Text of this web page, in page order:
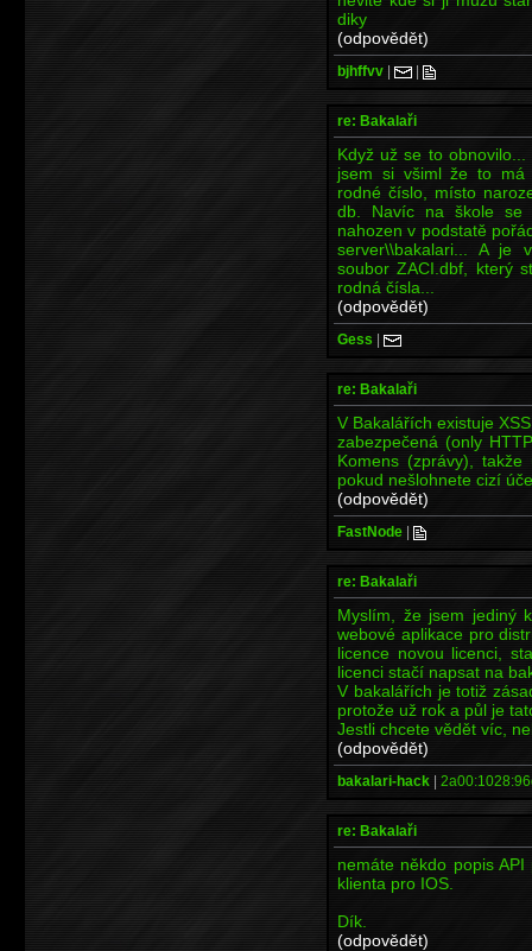
diky
(odpovědět)
bjhffvv | |
re: Bakalaři
Když už se to
jsem si všiml že to má
rodné číslo, místo
db. Navíc na škole se
nahozen v podstatě
server\\bakalari... A je
soubor ZACI.dbf, který
rodná čísla...
(odpovědět)
Gess |
re: Bakalaři
V Bakalářích existuje
zabezpečená (only
Komens (zprávy),
pokud nešlohnete cizí
(odpovědět)
FastNode |
re: Bakalaři
Myslím, že jsem jediný
webové aplikace pro
licence novou licenci,
licenci stačí napsat na
V bakalářích je totiž
protože už rok a půl je
Jestli chcete vědět víc,
(odpovědět)
bakalari-hack |
re: Bakalaři
nemáte někdo popis
klienta pro IOS.
Dík.
(odpovědět)